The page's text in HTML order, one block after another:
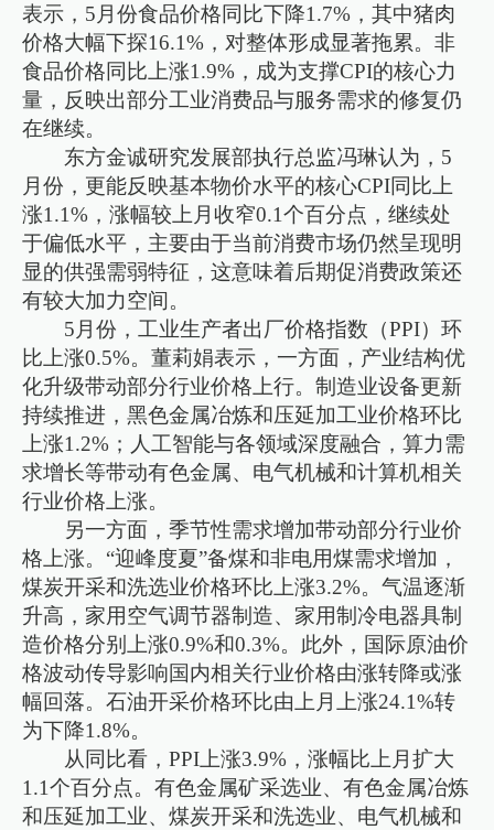
表示，5月份食品价格同比下降1.7%，其中猪肉
价格大幅下探16.1%，对整体形成显著拖累。非
食品价格同比上涨1.9%，成为支撑CPI的核心力
量，反映出部分工业消费品与服务需求的修复仍
在继续。
东方金诚研究发展部执行总监冯琳认为，5
月份，更能反映基本物价水平的核心CPI同比上
涨1.1%，涨幅较上月收窄0.1个百分点，继续处
于偏低水平，主要由于当前消费市场仍然呈现明
显的供强需弱特征，这意味着后期促消费政策还
有较大加力空间。
5月份，工业生产者出厂价格指数（PPI）环
比上涨0.5%。董莉娟表示，一方面，产业结构优
化升级带动部分行业价格上行。制造业设备更新
持续推进，黑色金属冶炼和压延加工业价格环比
上涨1.2%；人工智能与各领域深度融合，算力需
求增长等带动有色金属、电气机械和计算机相关
行业价格上涨。
另一方面，季节性需求增加带动部分行业价
格上涨。“迎峰度夏”备煤和非电用煤需求增加，
煤炭开采和洗选业价格环比上涨3.2%。气温逐渐
升高，家用空气调节器制造、家用制冷电器具制
造价格分别上涨0.9%和0.3%。此外，国际原油价
格波动传导影响国内相关行业价格由涨转降或涨
幅回落。石油开采价格环比由上月上涨24.1%转
为下降1.8%。
从同比看，PPI上涨3.9%，涨幅比上月扩大
1.1个百分点。有色金属矿采选业、有色金属冶炼
和压延加工业、煤炭开采和洗选业、电气机械和